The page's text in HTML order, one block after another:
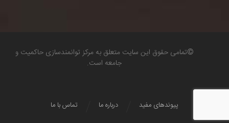
©تمامی حقوق این سایت متعلق به مرکز توانمندسازی حاکمیت و
جامعه است.
تماس با ما درباره ما پیوندهای مفید